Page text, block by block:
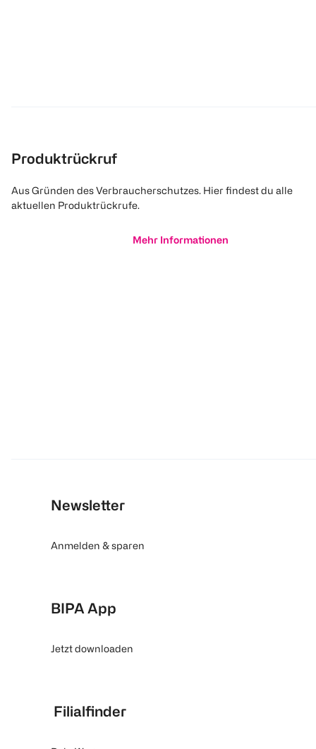
Produktrückruf
Aus Gründen des Verbraucherschutzes. Hier findest du alle
aktuellen Produktrückrufe.
Mehr Informationen
Newsletter
Anmelden & sparen
BIPA App
Jetzt downloaden
Filialfinder